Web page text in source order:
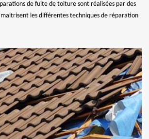
de fuite de toiture sont réalisées par des
les différentes techniques de réparation